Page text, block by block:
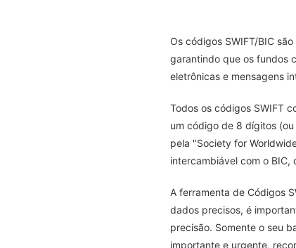
Os códigos SWIFT/BIC
garantindo que os fundos
eletrônicas e mensagens
Todos os códigos SWIFT
um código de 8 dígitos
pela "Society for
intercambiável com o
A ferramenta de Códigos
dados precisos, é
precisão. Somente o seu
importante e urgente,